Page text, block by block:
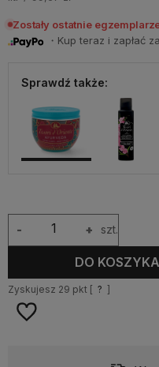
Zostały ostatnie
・Kup teraz i zapłać
Sprawdź także:
+
- szt.
DO KOSZYKA
Zyskujesz 29 pkt [ ? ]